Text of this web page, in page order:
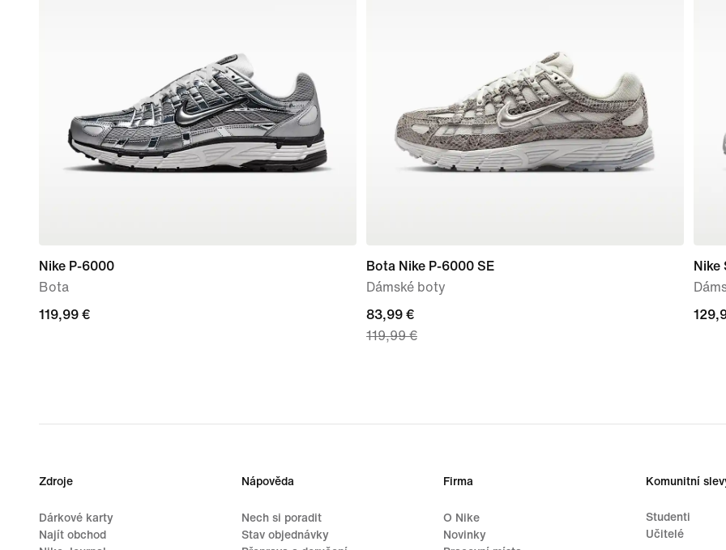
Nike P-6000
Bota
119,99 €
119,99 €
Bota Nike P-6000 SE
Dámské boty
current
price
119,99 €
83,99 €
119,99 €
Nike
Zdroje
Dárkové karty
Najít obchod
Nápověda
Nech si poradit
Stav objednávky
Firma
O Nike
Novinky
Komunitní
Studenti
Učitelé